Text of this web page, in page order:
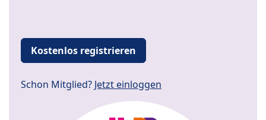
Kostenlos registrieren
Schon Mitglied? Jetzt einloggen